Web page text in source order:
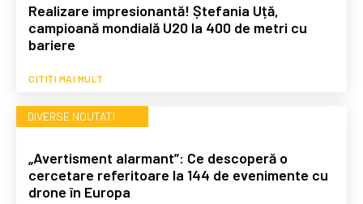
Realizare impresionantă! Ștefania Uță,
campioană mondială U20 la 400 de metri cu
bariere
CITIȚI MAI MULT
DIVERSE NOUTATI
„Avertisment alarmant”: Ce descoperă o
cercetare referitoare la 144 de evenimente cu
drone în Europa